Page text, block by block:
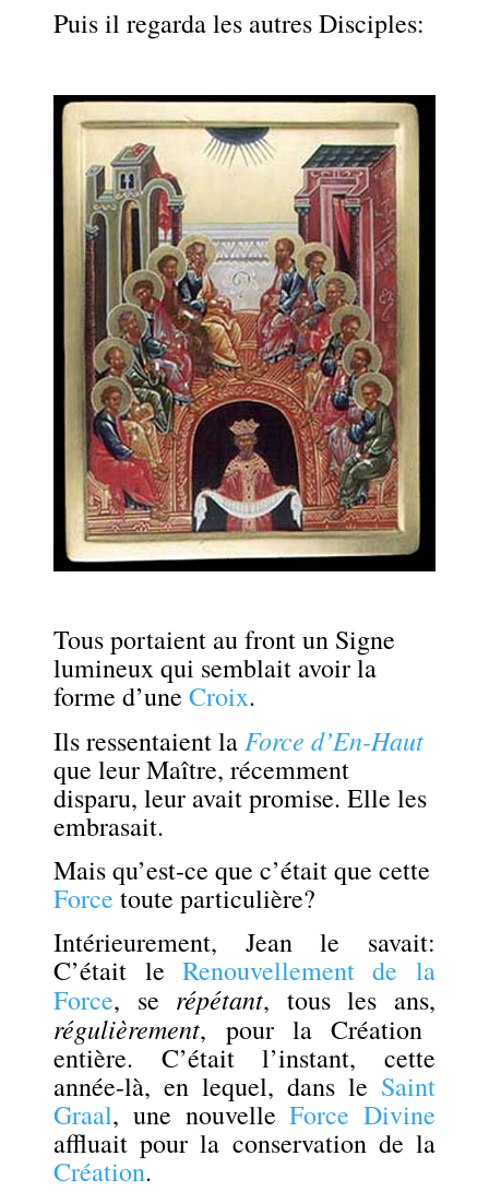
Puis il regarda les autres Disciples:
Tous portaient au front un Signe
lumineux qui semblait avoir la
forme d’uneCroix.
Ils ressentaient laForce d’En-Haut
que leur Maître, récemment
disparu, leur avait promise. Elle les
embrasait.
Mais qu’est-ce que c’était que cette
Force toute particulière?
Intérieurement, Jean le savait:
C’était le Renouvellement de la
Force, se répétant, tous les ans,
régulièrement, pour la Création
entière. C’était l’instant, cette
année-là, en lequel, dans le Saint
Graal, une nouvelleForce Divine
affluait pour la conservation de la
Création.